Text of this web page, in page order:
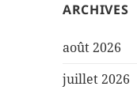
ARCHIVES
août 2026
juillet 2026